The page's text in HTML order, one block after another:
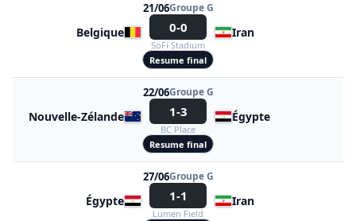
21/06Groupe G
Belgique 0-0
SoFi Stadium
Iran
Resume final
22/06Groupe G
Nouvelle-Zélande 1-3
BC Place
Égypte
Resume final
27/06Groupe G
Égypte 1-1
Lumen Field
Iran